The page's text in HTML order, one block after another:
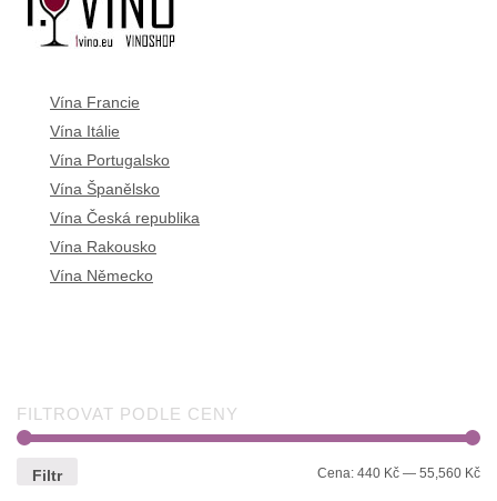
Vína Francie
Vína Itálie
Vína Portugalsko
Vína Španělsko
Vína Česká republika
Vína Rakousko
Vína Německo
FILTROVAT PODLE CENY
Filtr Cena: 440 Kč — 55,560 Kč